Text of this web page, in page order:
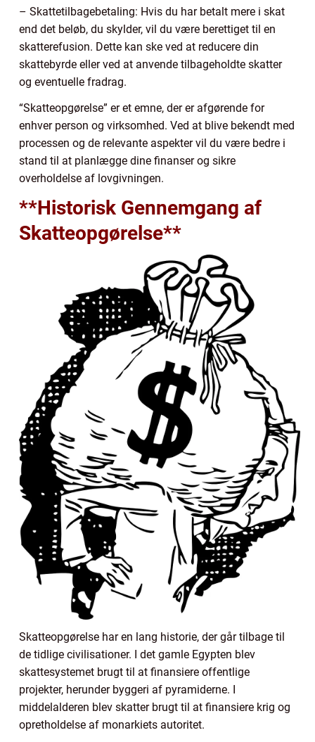
– Skattetilbagebetaling: Hvis du har betalt mere i skat
end det beløb, du skylder, vil du være berettiget til en
skatterefusion. Dette kan ske ved at reducere din
skattebyrde eller ved at anvende tilbageholdte skatter
og eventuelle fradrag.
“Skatteopgørelse” er et emne, der er afgørende for
enhver person og virksomhed. Ved at blive bekendt med
processen og de relevante aspekter vil du være bedre i
stand til at planlægge dine finanser og sikre
overholdelse af lovgivningen.
**Historisk Gennemgang af
Skatteopgørelse**
Skatteopgørelse har en lang historie, der går tilbage til
de tidlige civilisationer. I det gamle Egypten blev
skattesystemet brugt til at finansiere offentlige
projekter, herunder byggeri af pyramiderne. I
middelalderen blev skatter brugt til at finansiere krig og
opretholdelse af monarkiets autoritet.